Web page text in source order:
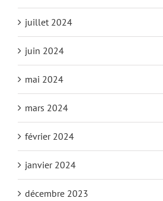
juillet 2024
juin 2024
mai 2024
mars 2024
février 2024
janvier 2024
décembre 2023